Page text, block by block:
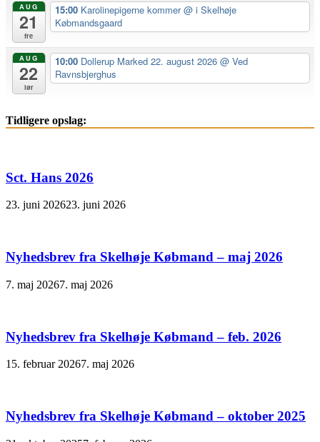
AUG
21
fre
15:00 Karolinepigerne kommer@ i Skelhøje
Købmandsgaard
AUG
22
lør
10:00 Dollerup Marked 22. august 2026 @ Ved
Ravnsbjerghus
Tidligere opslag:
Sct. Hans 2026
23. juni 202623. juni 2026
Nyhedsbrev fra Skelhøje Købmand – maj 2026
7. maj 20267. maj 2026
Nyhedsbrev fra Skelhøje Købmand – feb. 2026
15. februar 20267. maj 2026
Nyhedsbrev fra Skelhøje Købmand – oktober 2025